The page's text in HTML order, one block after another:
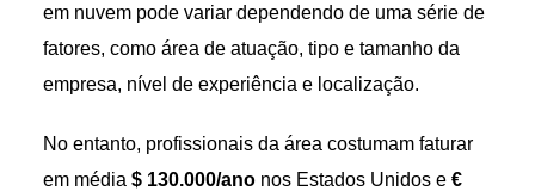
em nuvem pode variar dependendo de uma série de
fatores, como área de atuação, tipo e tamanho da
empresa, nível de experiência e localização.
No entanto, profissionais da área costumam faturar
em média $ 130.000/anonos Estados Unidos e €